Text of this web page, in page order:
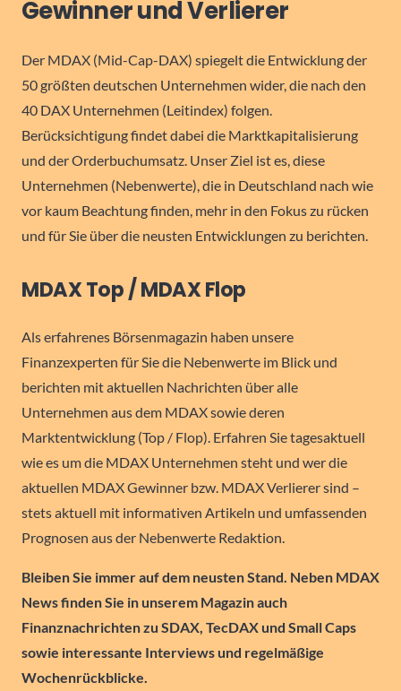
Gewinner und Verlierer
Der MDAX (Mid-Cap-DAX) spiegelt die Entwicklung der
50 größten deutschen Unternehmen wider, die nach den
40 DAX Unternehmen (Leitindex) folgen.
Berücksichtigung findet dabei die Marktkapitalisierung
und der Orderbuchumsatz. Unser Ziel ist es, diese
Unternehmen (Nebenwerte), die in Deutschland nach wie
vor kaum Beachtung finden, mehr in den Fokus zu rücken
und für Sie über die neusten Entwicklungen zu berichten.
MDAX Top / MDAX Flop
Als erfahrenes Börsenmagazin haben unsere
Finanzexperten für Sie die Nebenwerte im Blick und
berichten mit aktuellen Nachrichten über alle
Unternehmen aus dem MDAX sowie deren
Marktentwicklung (Top / Flop). Erfahren Sie tagesaktuell
wie es um die MDAX Unternehmen steht und wer die
aktuellen MDAX Gewinner bzw. MDAX Verlierer sind –
stets aktuell mit informativen Artikeln und umfassenden
Prognosen aus der Nebenwerte Redaktion.
Bleiben Sie immer auf dem neusten Stand. Neben MDAX
News finden Sie in unserem Magazin auch
Finanznachrichten zu SDAX, TecDAX und Small Caps
sowie interessante Interviews und regelmäßige
Wochenrückblicke.